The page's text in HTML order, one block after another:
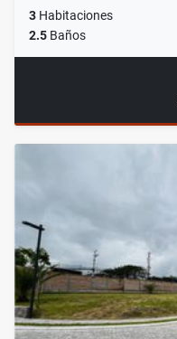
3 Habitaciones
2.5 Baños